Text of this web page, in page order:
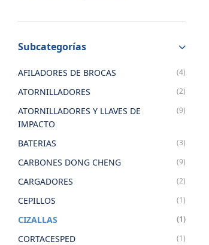
Subcategorías
AFILADORES DE BROCAS (4)
ATORNILLADORES (2)
ATORNILLADORES Y LLAVES DE
IMPACTO
(9)
BATERIAS (3)
CARBONES DONG CHENG (9)
CARGADORES (2)
CEPILLOS (1)
CIZALLAS (1)
CORTACESPED (1)